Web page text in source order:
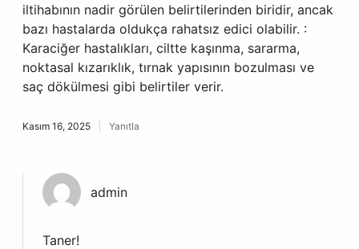
iltihabının nadir görülen belirtilerinden biridir, ancak
bazı hastalarda oldukça rahatsız edici olabilir. :
Karaciğer hastalıkları, ciltte kaşınma, sararma,
noktasal kızarıklık, tırnak yapısının bozulması ve
saç dökülmesi gibi belirtiler verir.
Kasım 16, 2025 Yanıtla
admin
Taner!